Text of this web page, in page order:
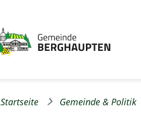
Startseite Gemeinde & Politik